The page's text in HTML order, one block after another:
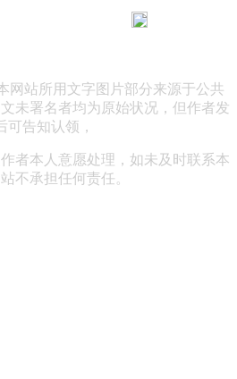
网站所用文字图片部分来源于公共
未署名者均为原始状况，但作者发
可告知认领，
者本人意愿处理，如未及时联系本
不承担任何责任。